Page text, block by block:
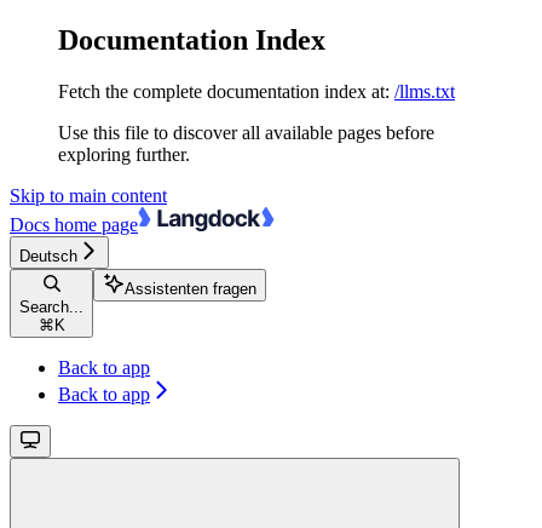
Documentation Index
Fetch the complete documentation index at: /llms.txt
Use this file to discover all available pages before
exploring further.
Skip to main content
Docs home page
Deutsch
Search...
⌘ K
Assistenten fragen
Back to app
Back to app